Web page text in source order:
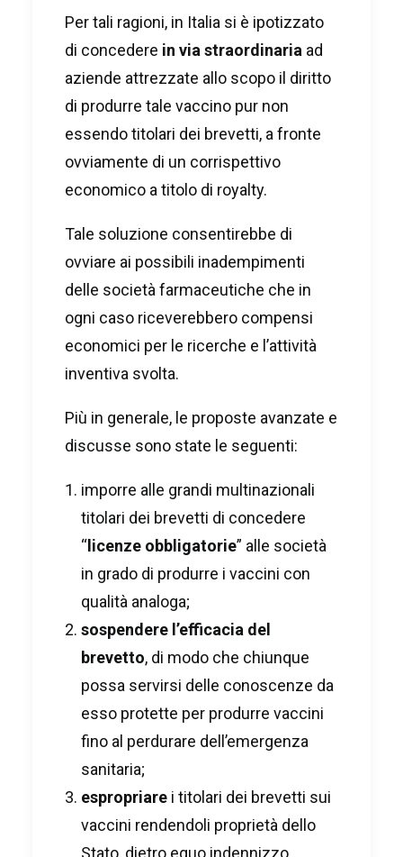
Per tali ragioni, in Italia si è ipotizzato
di concedere in via straordinaria ad
aziende attrezzate allo scopo il diritto
di produrre tale vaccino pur non
essendo titolari dei brevetti, a fronte
ovviamente di un corrispettivo
economico a titolo di royalty.
Tale soluzione consentirebbe di
ovviare ai possibili inadempimenti
delle società farmaceutiche che in
ogni caso riceverebbero compensi
economici per le ricerche e l’attività
inventiva svolta.
Più in generale, le proposte avanzate e
discusse sono state le seguenti:
imporre alle grandi multinazionali
titolari dei brevetti di concedere
“ licenze obbligatorie” alle società
in grado di produrre i vaccini con
qualità analoga;
sospendere l’efficacia del
brevetto, di modo che chiunque
possa servirsi delle conoscenze da
esso protette per produrre vaccini
fino al perdurare dell’emergenza
sanitaria;
espropriare i titolari dei brevetti sui
vaccini rendendoli proprietà dello
Stato, dietro equo indennizzo.